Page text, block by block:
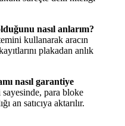
nasıl anlarım?
kullanarak aracın
plakadan anlık
nasıl garantiye
para bloke
an satıcıya aktarılır.